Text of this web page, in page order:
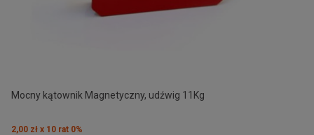
Mocny kątownik Magnetyczny, udźwig 11Kg
2,00 zł x 10 rat 0%